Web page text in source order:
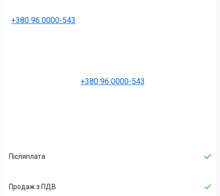
+380 96 0000-543
+380 96 0000-543
Післяплата
Продаж з ПДВ